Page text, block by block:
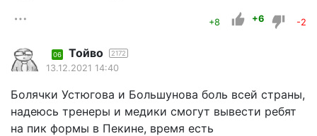
+8 +6 -2
06 Тойво 2172
13.12.2021 14:40
Болячки Устюгова и Большунова боль всей страны,
надеюсь тренеры и медики смогут вывести ребят
на пик формы в Пекине, время есть